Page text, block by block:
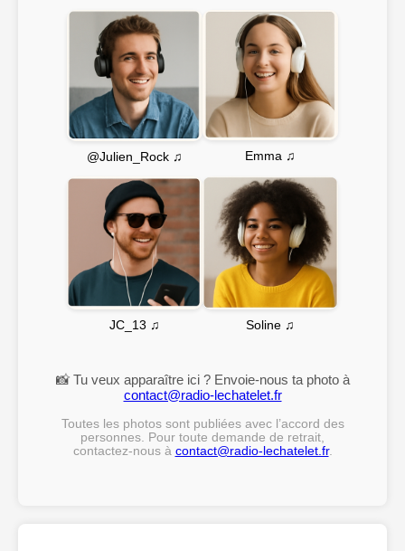
@Julien_Rock ♫ Emma ♫
JC_13 ♫ Soline ♫
📸 Tu veux apparaître ici ? Envoie-nous ta photo à
contact@radio-lechatelet.fr
Toutes les photos sont publiées avec l’accord des
personnes. Pour toute demande de retrait,
contactez-nous à contact@radio-lechatelet.fr.